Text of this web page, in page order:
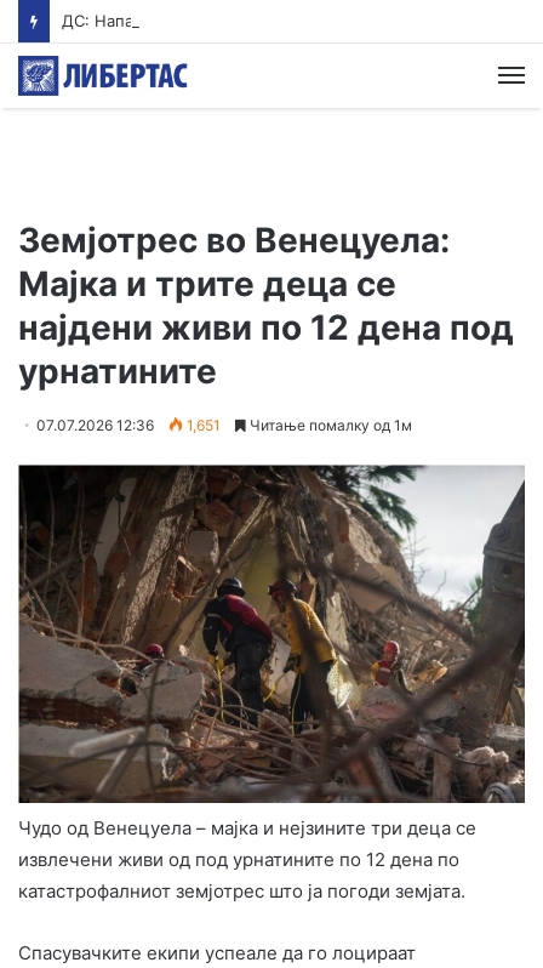
Земјотрес во Венецуела:
Мајка и трите деца се
најдени живи по 12 дена под
урнатините
07.07.2026 12:36 1,651 Читање помалку од 1м
Чудо од Венецуела – мајка и нејзините три деца се
извлечени живи од под урнатините по 12 дена по
катастрофалниот земјотрес што ја погоди земјата.
Спасувачките екипи успеале да го лоцираат